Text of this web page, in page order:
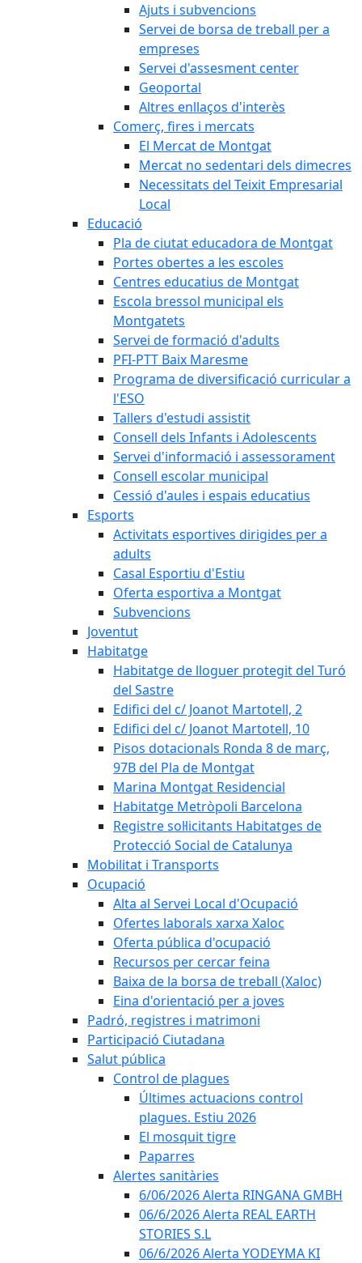
Ajuts i subvencions
Servei de borsa de treball per a
empreses
Servei d'assesment center
Geoportal
Altres enllaços d'interès
Comerç, fires i mercats
El Mercat de Montgat
Mercat no sedentari dels dimecres
Necessitats del Teixit Empresarial
Local
Educació
Pla de ciutat educadora de Montgat
Portes obertes a les escoles
Centres educatius de Montgat
Escola bressol municipal els
Montgatets
Servei de formació d'adults
PFI-PTT Baix Maresme
Programa de diversificació curricular a
l'ESO
Tallers d'estudi assistit
Consell dels Infants i Adolescents
Servei d'informació i assessorament
Consell escolar municipal
Cessió d'aules i espais educatius
Esports
Activitats esportives dirigides per a
adults
Casal Esportiu d'Estiu
Oferta esportiva a Montgat
Subvencions
Joventut
Habitatge
Habitatge de lloguer protegit del Turó
del Sastre
Edifici del c/ Joanot Martotell, 2
Edifici del c/ Joanot Martotell, 10
Pisos dotacionals Ronda 8 de març,
97B del Pla de Montgat
Marina Montgat Residencial
Habitatge Metròpoli Barcelona
Registre sol·licitants Habitatges de
Protecció Social de Catalunya
Mobilitat i Transports
Ocupació
Alta al Servei Local d'Ocupació
Ofertes laborals xarxa Xaloc
Oferta pública d'ocupació
Recursos per cercar feina
Baixa de la borsa de treball (Xaloc)
Eina d'orientació per a joves
Padró, registres i matrimoni
Participació Ciutadana
Salut pública
Control de plagues
Últimes actuacions control
plagues. Estiu 2026
El mosquit tigre
Paparres
Alertes sanitàries
6/06/2026 Alerta RINGANA GMBH
06/6/2026 Alerta REAL EARTH
STORIES S.L
06/6/2026 Alerta YODEYMA KI